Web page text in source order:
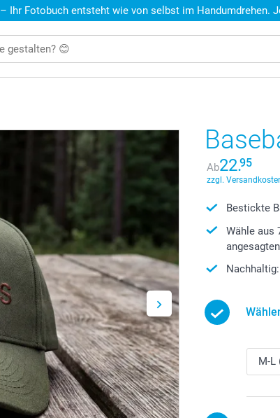
– Ihr Fotobuch entsteht wie von selbst im Handumdrehen.
Ab22.95
zzgl.
Bestickte
Wähle aus